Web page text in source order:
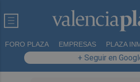
FORO PLAZA EMPRESAS PLAZA
+ Seguir en